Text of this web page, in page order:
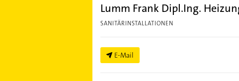
Lumm Frank Dipl.Ing.
SANITÄRINSTALLATIONEN
E-Mail